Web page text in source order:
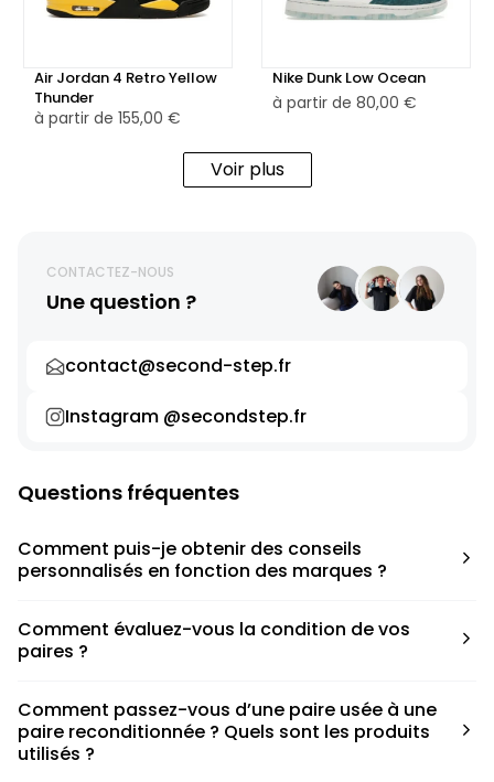
Air Jordan 4 Retro Yellow
Thunder
à partir de 155,00 €
Nike Dunk Low Ocean
à partir de 80,00 €
Voir plus
CONTACTEZ-NOUS
Une question ?
contact@second-step.fr
Instagram @secondstep.fr
Questions fréquentes
Comment puis-je obtenir des conseils
personnalisés en fonction des marques ?
pour déterminer la taille appropriée, que ce soit une taille
en dessous, au-dessus ou correspondant à votre taille
Comment évaluez-vous la condition de vos
paires ?
défauts spécifiques de chaque paire.
Comment passez-vous d’une paire usée à une
paire reconditionnée ? Quels sont les produits
utilisés ?